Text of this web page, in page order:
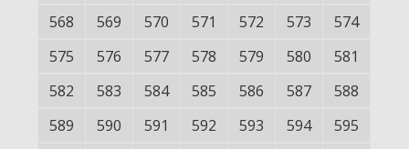
568
569 570 571 572 573
574
575
576 577 578 579 580
581
582
583 584 585 586 587
588
589
590 591 592 593 594
595